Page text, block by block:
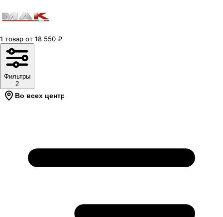
1 товар от 18 550 ₽
Фильтры
2
Во всех центрах